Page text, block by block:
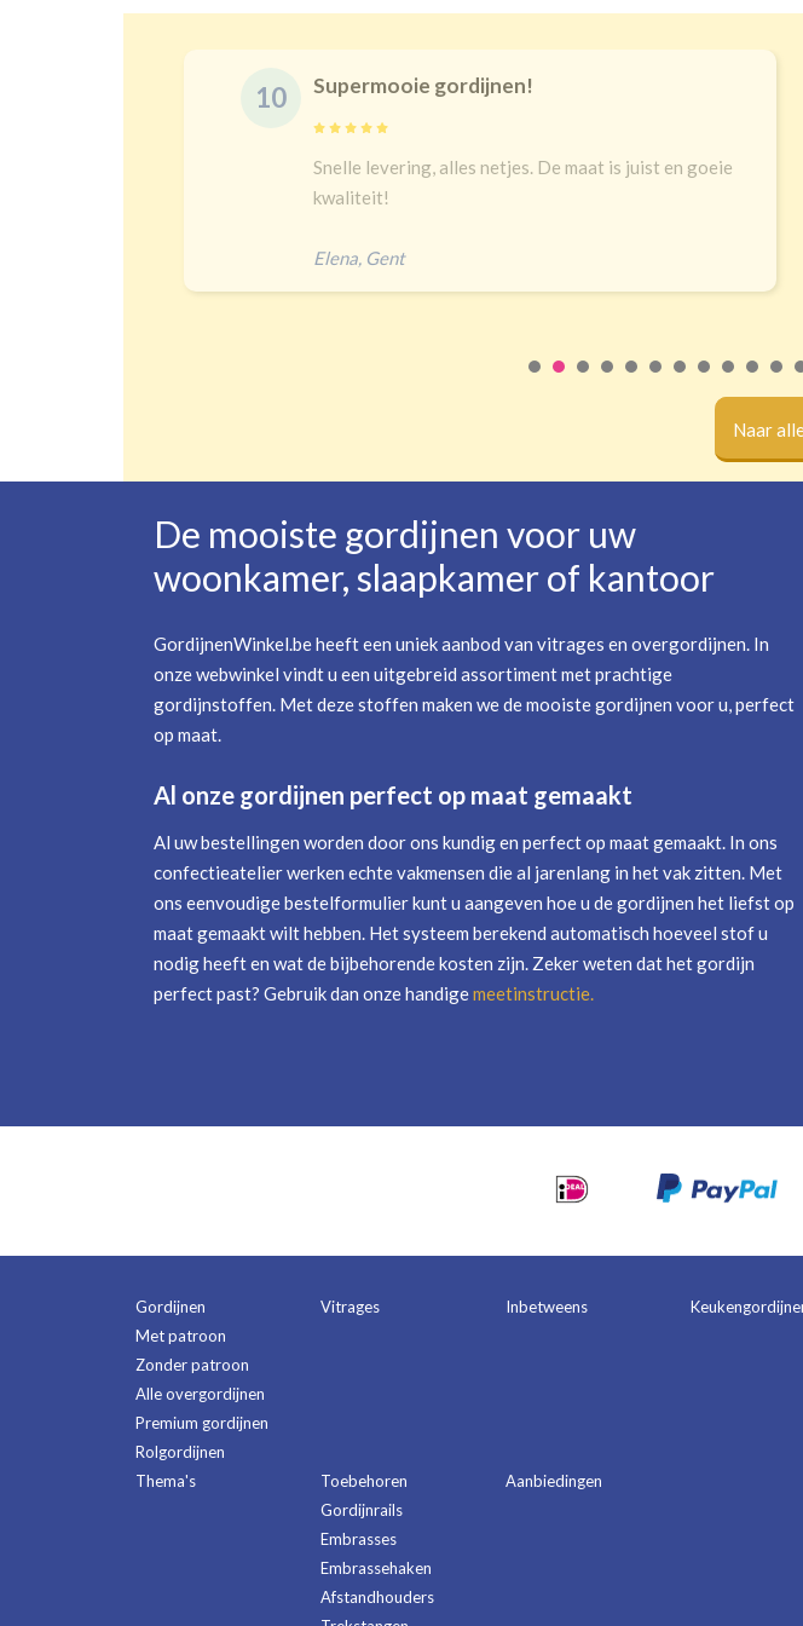
10 Supermooie gordijnen!
Snelle levering, alles netjes. De maat is juist en goeie
kwaliteit!
Elena, Gent
Naar
De mooiste gordijnen voor uw
woonkamer, slaapkamer of kantoor
GordijnenWinkel.be heeft een uniek aanbod van vitrages en overgordijnen. In
onze webwinkel vindt u een uitgebreid assortiment met prachtige
gordijnstoffen. Met deze stoffen maken we de mooiste gordijnen voor u, perfect
op maat.
Al onze gordijnen perfect op maat gemaakt
Al uw bestellingen worden door ons kundig en perfect op maat gemaakt. In ons
confectieatelier werken echte vakmensen die al jarenlang in het vak zitten. Met
ons eenvoudige bestelformulier kunt u aangeven hoe u de gordijnen het liefst op
maat gemaakt wilt hebben. Het systeem berekend automatisch hoeveel stof u
nodig heeft en wat de bijbehorende kosten zijn. Zeker weten dat het gordijn
perfect past? Gebruik dan onze handigemeetinstructie.
Gordijnen
Met patroon
Zonder patroon
Alle overgordijnen
Premium gordijnen
Rolgordijnen
Vitrages Inbetweens
Thema's
Toebehoren
Gordijnrails
Embrasses
Embrassehaken
Afstandhouders
Aanbiedingen